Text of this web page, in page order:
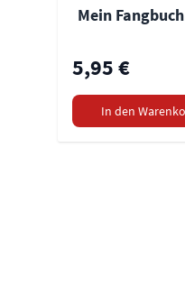
Mein
5,95 €
In den